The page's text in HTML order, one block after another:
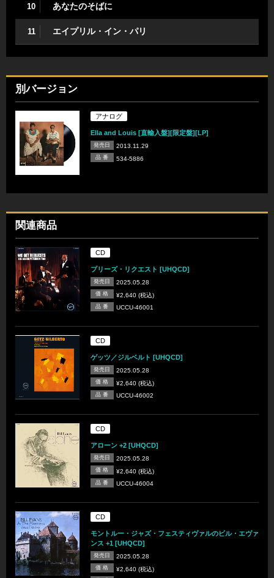
10 あなたのそばに
11 エイプリル・イン・パリ
別バージョン
アナログ
Ella and Louis [直輸入盤][限定盤][LP]
発売日 2013.11.29
品 番 534-5886
関連商品
CD
プリーズ・リクエスト [UHQCD]
発売日 2025.05.28
価 格 ¥2,640 (税込)
品 番 UCCU-46001
CD
ゲッツ／ジルベルト [UHQCD]
発売日 2025.05.28
価 格 ¥2,640 (税込)
品 番 UCCU-46002
CD
アローン +2 [UHQCD]
発売日 2025.05.28
価 格 ¥2,640 (税込)
品 番 UCCU-46004
CD
モントルー・ジャズ・フェスティヴァルのビル・エヴァ
ンス +1 [UHQCD]
発売日 2025.05.28
価 格 ¥2,640 (税込)